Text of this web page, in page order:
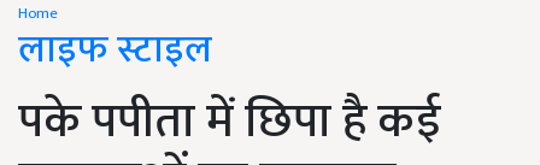
Home
लाइफ स्टाइल
पके पपीता में छिपा है कई